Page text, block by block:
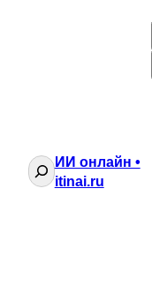
ПоискИИ онлайн •
itinai.ru